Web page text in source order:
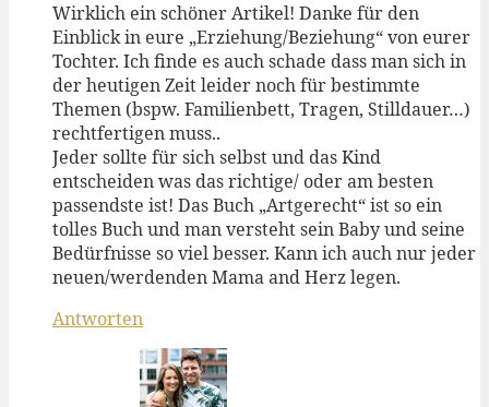
Wirklich ein schöner Artikel! Danke für den
Einblick in eure „Erziehung/Beziehung“ von eurer
Tochter. Ich finde es auch schade dass man sich in
der heutigen Zeit leider noch für bestimmte
Themen (bspw. Familienbett, Tragen, Stilldauer…)
rechtfertigen muss..
Jeder sollte für sich selbst und das Kind
entscheiden was das richtige/ oder am besten
passendste ist! Das Buch „Artgerecht“ ist so ein
tolles Buch und man versteht sein Baby und seine
Bedürfnisse so viel besser. Kann ich auch nur jeder
neuen/werdenden Mama and Herz legen.
Antworten